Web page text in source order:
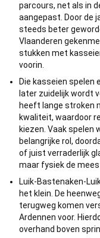
parcours, net als in
aangepast. Door de
steeds beter
Vlaanderen
stukken met
voorin.
Die kasseien spelen
later zuidelijk wordt
heeft lange stroken
kwaliteit, waardoor
kiezen. Vaak spelen
belangrijke rol,
of juist verraderlijk
maar fysiek de
Luik-Bastenaken-
het klein. De
terugweg komen
Ardennen voor.
overhand boven